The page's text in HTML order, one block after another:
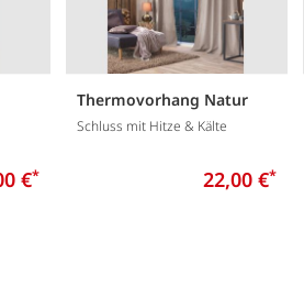
€*
Thermovorhang Natur
Schluss mit Hitze & Kälte
22,00 €*